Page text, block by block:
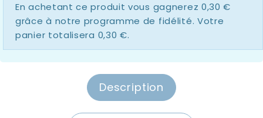
En achetant ce produit vous gagnerez 0,30 €
grâce à notre programme de fidélité. Votre
panier totalisera 0,30 €.
Description